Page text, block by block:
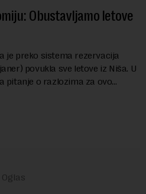
Obustavljamo letove
je preko sistema rezervacija
povukla sve letove iz Niša. U
pitanje o razlozima za ovo